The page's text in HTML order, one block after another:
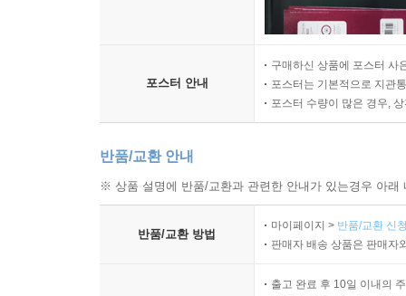
포스터 안내
구매하신 상품에 포스터 사
포스터는 기본적으로 지관
포스터 수량이 많은 경우,
반품/교환 안내
※ 상품 설명에 반품/교환과 관련한 안내가 있는경우 아
반품/교환 방법
마이페이지 > 반품/교환 신
판매자 배송 상품은 판매자
출고 완료 후 10일 이내의